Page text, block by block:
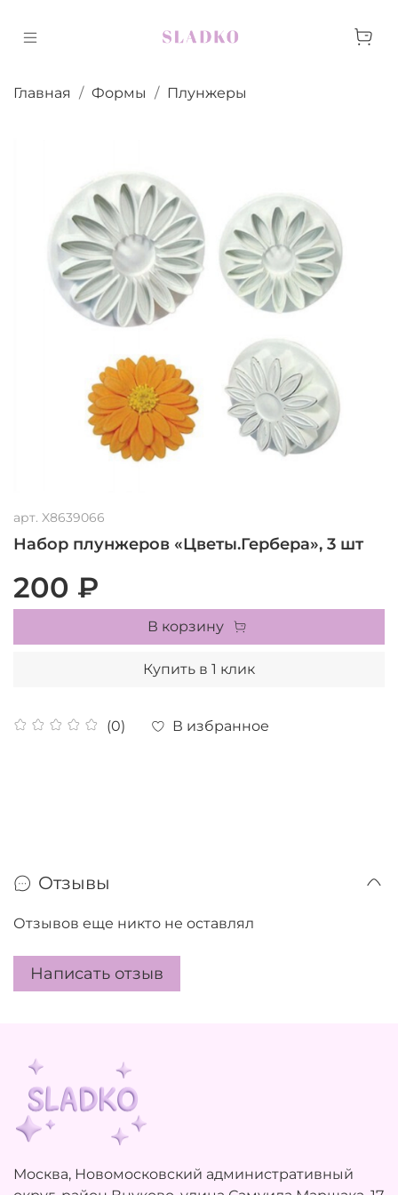
Главная Формы Плунжеры
арт. X8639066
Набор плунжеров «Цветы.Гербера», 3 шт
(0) В избранное
200 ₽
В корзину
Купить в 1 клик
Отзывы
Отзывов еще никто не оставлял
Написать отзыв
Москва, Новомосковский административный